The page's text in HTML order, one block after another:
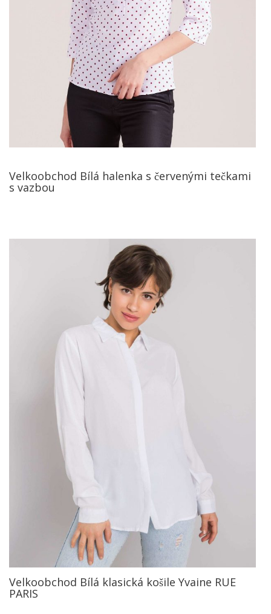
Velkoobchod Bílá halenka s červenými tečkami
s vazbou
Velkoobchod Bílá klasická košile Yvaine RUE
PARIS